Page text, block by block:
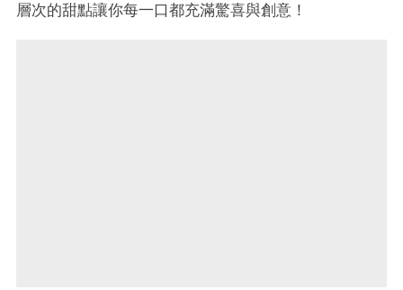
層次的甜點讓你每一口都充滿驚喜與創意！